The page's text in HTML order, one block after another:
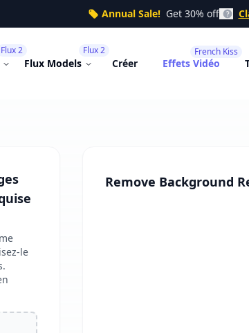
Annual Sale! Get 30% off
Flux 2
Flux Models
Flux 2
Créer Effets Vidéo
French Kiss
le
Remove Background